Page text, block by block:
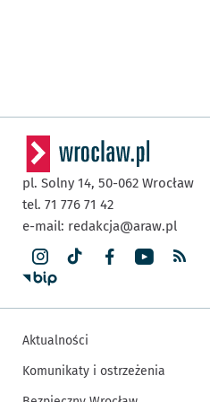
pl. Solny 14, 50-062 Wrocław
tel. 71 776 71 42
e-mail: redakcja@araw.pl
Aktualności
Komunikaty i ostrzeżenia